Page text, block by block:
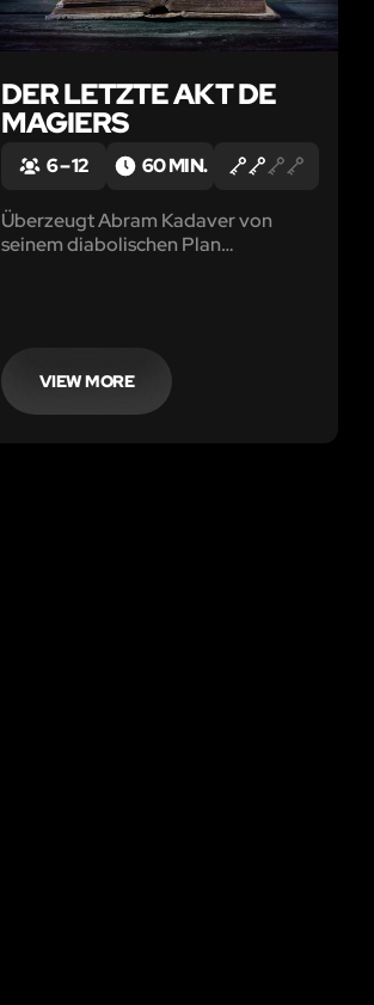
DER LETZTE AKT DE
MAGIERS
6 – 12 60 MIN.
Überzeugt Abram Kadaver von
seinem diabolischen Plan
VIEW MORE